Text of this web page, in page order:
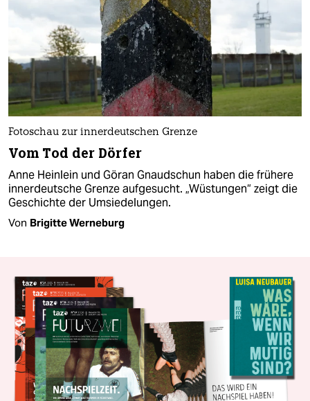
Fotoschau zur innerdeutschen Grenze
Vom Tod der Dörfer
Anne Heinlein und Göran Gnaudschun haben die frühere
innerdeutsche Grenze aufgesucht. „Wüstungen“ zeigt die
Geschichte der Umsiedelungen.
Von Brigitte Werneburg